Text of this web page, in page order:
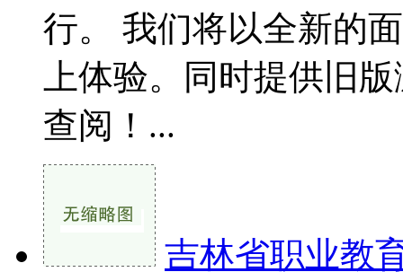
行。 我们将以全新的
上体验。同时提供旧
查阅！...
吉林省职业教